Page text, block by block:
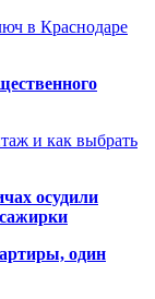
в Краснодаре
и как выбрать
осудили
один